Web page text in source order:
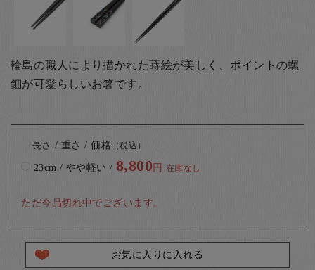
輪島の職人により描かれた蒔絵が美しく、ポイントの螺
鈿が可愛らしいお箸です。
長さ / 重さ / 価格 （税込）
23cm / やや軽い / 8,800円 在庫なし
ただ今品切れ中でございます。
お気に入りに入れる